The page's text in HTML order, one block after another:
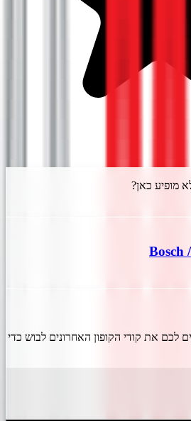
מופיע כאן?
/
Bosch
בוש כדי